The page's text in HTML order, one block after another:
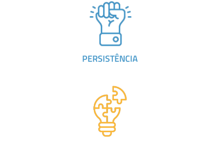
PERSISTÊNCIA